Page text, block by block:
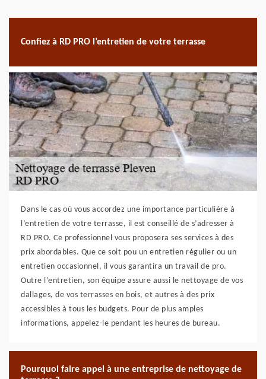
Confiez à RD PRO l’entretien de votre terrasse
Dans le cas où vous accordez une importance particulière à
l’entretien de votre terrasse, il est conseillé de s’adresser à
RD PRO. Ce professionnel vous proposera ses services à des
prix abordables. Que ce soit pou un entretien régulier ou un
entretien occasionnel, il vous garantira un travail de pro.
Outre l’entretien, son équipe assure aussi le nettoyage de vos
dallages, de vos terrasses en bois, et autres à des prix
accessibles à tous les budgets. Pour de plus amples
informations, appelez-le pendant les heures de bureau.
Pourquoi faire appel à une entreprise de nettoyage de